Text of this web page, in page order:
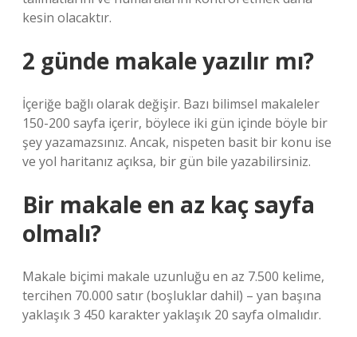
kesin olacaktır.
2 günde makale yazılır mı?
İçeriğe bağlı olarak değişir. Bazı bilimsel makaleler
150-200 sayfa içerir, böylece iki gün içinde böyle bir
şey yazamazsınız. Ancak, nispeten basit bir konu ise
ve yol haritanız açıksa, bir gün bile yazabilirsiniz.
Bir makale en az kaç sayfa
olmalı?
Makale biçimi makale uzunluğu en az 7.500 kelime,
tercihen 70.000 satır (boşluklar dahil) – yan başına
yaklaşık 3 450 karakter yaklaşık 20 sayfa olmalıdır.